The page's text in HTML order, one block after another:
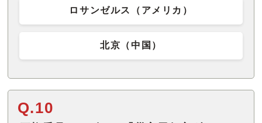
ロサンゼルス（アメリカ）
北京（中国）
Q.10